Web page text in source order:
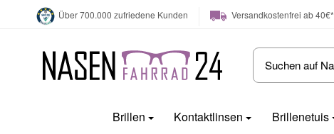
Über 700.000 zufriedene Kunden Versandkostenfrei ab 40€*
Brillen Kontaktlinsen Brillenetuis